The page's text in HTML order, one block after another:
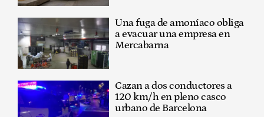
Una fuga de amoníaco obliga
a evacuar una empresa en
Mercabarna
Cazan a dos conductores a
120 km/h en pleno casco
urbano de Barcelona